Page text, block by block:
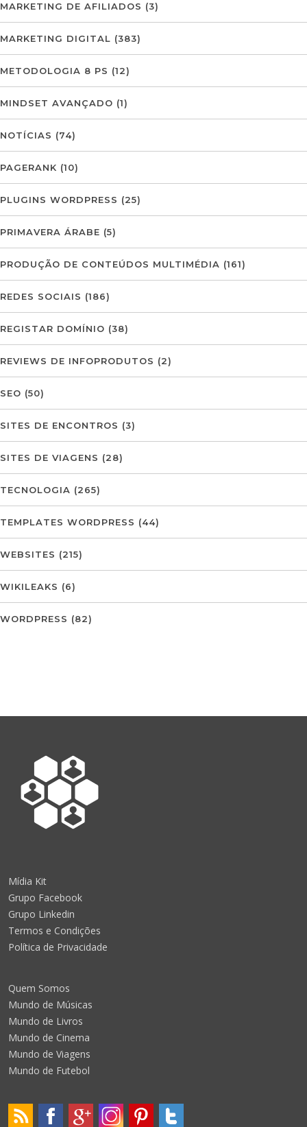
MARKETING DE AFILIADOS (3)
MARKETING DIGITAL (383)
METODOLOGIA 8 PS (12)
MINDSET AVANÇADO (1)
NOTÍCIAS (74)
PAGERANK (10)
PLUGINS WORDPRESS (25)
PRIMAVERA ÁRABE (5)
PRODUÇÃO DE CONTEÚDOS MULTIMÉDIA (161)
REDES SOCIAIS (186)
REGISTAR DOMÍNIO (38)
REVIEWS DE INFOPRODUTOS (2)
SEO (50)
SITES DE ENCONTROS (3)
SITES DE VIAGENS (28)
TECNOLOGIA (265)
TEMPLATES WORDPRESS (44)
WEBSITES (215)
WIKILEAKS (6)
WORDPRESS (82)
Mídia Kit
Grupo Facebook
Grupo Linkedin
Termos e Condições
Política de Privacidade
Quem Somos
Mundo de Músicas
Mundo de Livros
Mundo de Cinema
Mundo de Viagens
Mundo de Futebol